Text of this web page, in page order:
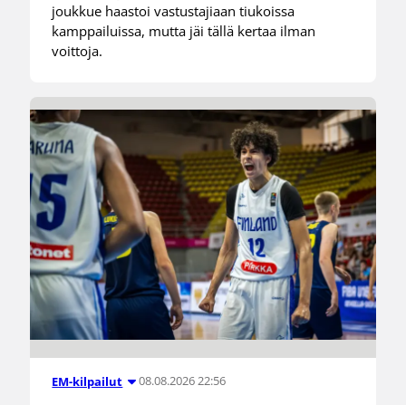
joukkue haastoi vastustajiaan tiukoissa
kamppailuissa, mutta jäi tällä kertaa ilman
voittoja.
EM-kilpailut 08.08.2026 22:56